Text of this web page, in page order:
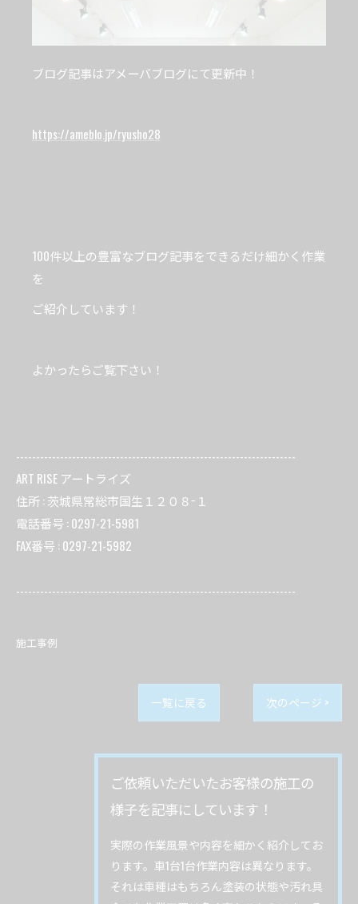
ブログ記事はアメーバブログにて更新中！
https://ameblo.jp/ryusho28
100件以上の豊富なブログ記事をできるだけ細かく作業
を
ご紹介しています！
よかったらご覧下さい！
----------------------------------------------------------------------
ART RISE アートライズ
住所 : 茨城県常総市国生１２０８−１
電話番号 : 0297-21-5981
FAX番号 : 0297-21-5982
----------------------------------------------------------------------
施工事例
一覧に戻る 次のページ >
ご依頼いただいたお客様の施工の
様子を記事にしています！
実際の作業風景や内容を細かく紹介してお
ります。車1台1台作業内容は異なります。
それは車種はもちろん塗装の状態や汚れ具